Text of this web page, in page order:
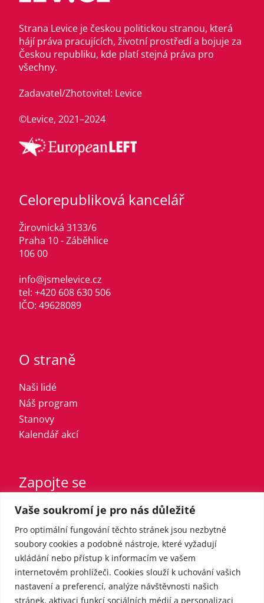
Vaše soukromí je pro nás důležité
Pro optimální fungování těchto stránek jsou nezbytné
soubory cookies a podobné nástroje, které vyžadují
ukládání nebo přístup k informacím ve vašem
internetovém prohlížeči. Cookies slouží k uchování vašich
nastavení a preferencí, analýze návštěvnosti našich
stránek, aktivaci funkcí sociálních médií a personalizaci
Strana Levice je českou politickou stranou, která
hájí práva pracujících, životní prostředí a bojuje za
Českou republiku, kde platí stejná práva pro
všechny.
Zadavatel/Zhotovitel: Levice
©Levice, 2021–2024
Celorepubliková kancelář
Žirovnická 3133/6
Praha 10 - Záběhlice
106 00
info@jsmelevice.cz
tel: +420 608 630 506
IČO: 49628089
O straně
Naši lidé
Náš program
Stanovy
Kalendář akcí
Zapojte se
Vstupte do strany
Registrovaný sympatizant
Přispějte finančně
Pro média